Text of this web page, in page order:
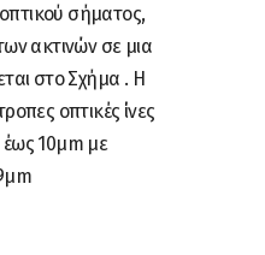
σήματος,
ακτινών σε μια
στο Σχήμα . Η
οπτικές ίνες
έως 10μm με